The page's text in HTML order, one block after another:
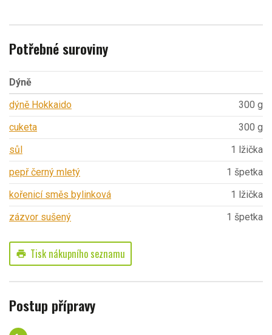
Potřebné suroviny
Dýně
dýně Hokkaido
300 g
cuketa
300 g
sůl
1 lžička
pepř černý mletý
1 špetka
kořenicí směs bylinková
1 lžička
zázvor sušený
1 špetka
print Tisk nákupního seznamu
Postup přípravy